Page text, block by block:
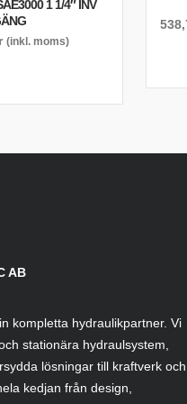
1 1/4″ INV
(inkl. moms)
AB
kompletta hydraulikpartner. Vi
stationära hydraulsystem,
lösningar till kraftverk och
kedjan från design,